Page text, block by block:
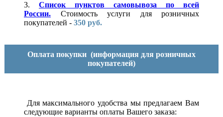
3. Список пунктов самовывоза по всей
России.
Стоимость услуги для розничных
покупателей - 350 руб.
Оплата покупки (информация для розничных
покупателей)
Для максимального удобства мы предлагаем Вам
следующие варианты оплаты Вашего заказа: